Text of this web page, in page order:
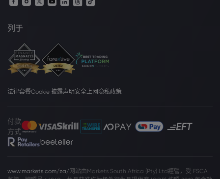
列于
法律套餐Cookie 披露声明 安全上网 隐私政策
付款
方式
www.markets.com/za/网站由Markets South Africa (Pty) Ltd經營，受 FSCA